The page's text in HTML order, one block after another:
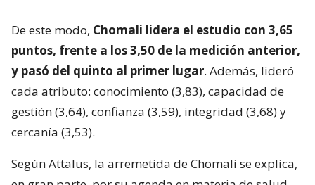
De este modo, Chomali lidera el estudio con 3,65
puntos, frente a los 3,50 de la medición anterior,
y pasó del quinto al primer lugar. Además, lideró
cada atributo: conocimiento (3,83), capacidad de
gestión (3,64), confianza (3,59), integridad (3,68) y
cercanía (3,53).
Según Attalus, la arremetida de Chomali se explica,